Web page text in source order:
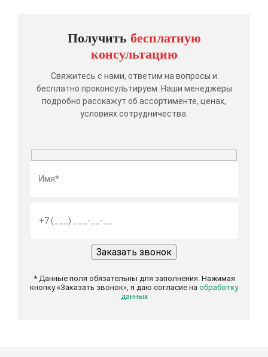
Получить бесплатную
консультацию
Свяжитесь с нами, ответим на вопросы и
бесплатно проконсультируем. Наши менеджеры
подробно расскажут об ассортименте, ценах,
условиях сотрудничества.
* Данные поля обязательны для заполнения. Нажимая
кнопку «Заказать звонок», я даю согласие на обработку
данных